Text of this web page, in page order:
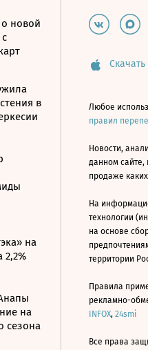
новой
в
на
2,2%
на
сезона
Любое
правил
Новости,
данном сайте,
продаже
На
технологии
на основе
территории
Правила
рекламно-
INFOX, 24smi
Все права